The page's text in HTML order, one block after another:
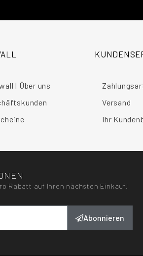
| Über uns
Versand
Ihr
Rabatt auf Ihren nächsten Einkauf!
Abonnieren